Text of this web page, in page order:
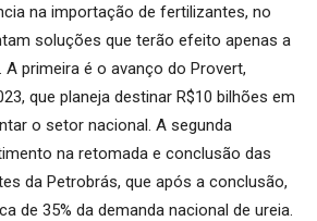
na importação de fertilizantes, no
soluções que terão efeito apenas a
primeira é o avanço do Provert,
que planeja destinar R$10 bilhões em
o setor nacional. A segunda
na retomada e conclusão das
da Petrobrás, que após a conclusão,
de 35% da demanda nacional de ureia.